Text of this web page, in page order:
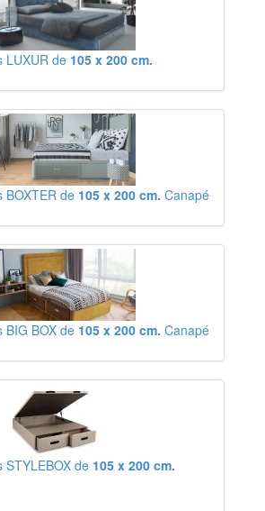
LUXUR de 105 x 200 cm.
BOXTER de 105 x 200 cm. Canapé
BIG BOX de 105 x 200 cm. Canapé
STYLEBOX de 105 x 200 cm.